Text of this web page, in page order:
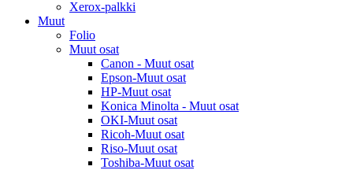
Xerox-palkki
Muut
Folio
Muut osat
Canon - Muut osat
Epson-Muut osat
HP-Muut osat
Konica Minolta - Muut osat
OKI-Muut osat
Ricoh-Muut osat
Riso-Muut osat
Toshiba-Muut osat